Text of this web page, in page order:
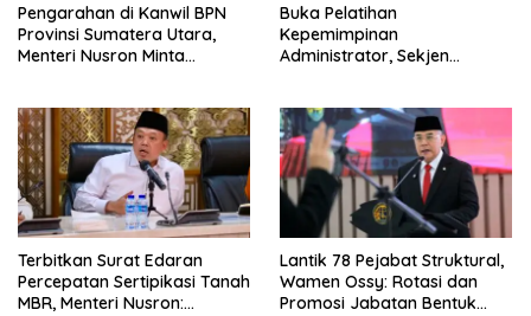
Pengarahan di Kanwil BPN
Provinsi Sumatera Utara,
Menteri Nusron Minta
Masyarakat
Buka Pelatihan
Kepemimpinan
Administrator, Sekjen
Hasilkan Kerja Berdampak
bagi Masyarakat
Terbitkan Surat Edaran
Percepatan Sertipikasi Tanah
MBR, Menteri Nusron:
Lantik 78 Pejabat Struktural,
Wamen Ossy: Rotasi dan
Promosi Jabatan Bentuk